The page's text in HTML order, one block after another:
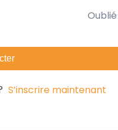
S’inscrire maintenant